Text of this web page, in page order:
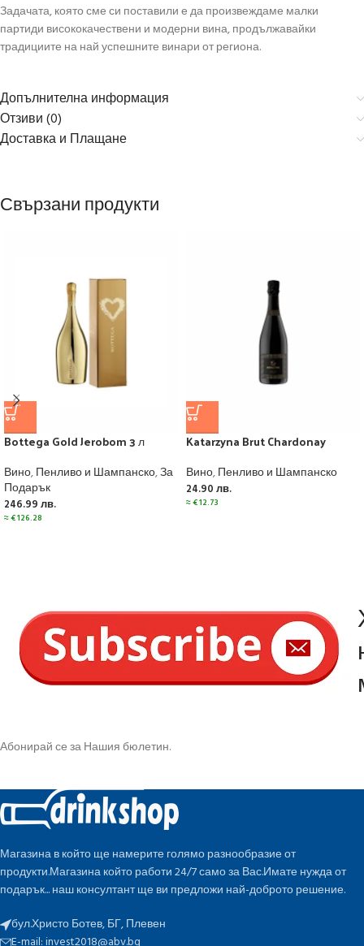
Задачата, която сме си поставили е да произвеждаме малки
партиди висококачествени и модерни вина, продължавайки
традициите на най успешните винари от региона.
Допълнителна информация
Отзиви (0)
Доставка и Плащане
Свързани продукти
Bottega Gold Jerobom 3 л
Вино,Пенливо и Шампанско,За
Подарък
246.99 лв.
≈€126.28
Katarzyna Brut Chardonay
Вино,Пенливо и Шампанско
24.90 лв.
≈€12.73
Абонирай се за Нашия бюлетин.
Магазина в който ще намерите голямо разнообразие от
продукти.Магазина който работи 24/7 само за Вас.Имате нужда от
подарък... наш консултант ще ви предложи най-доброто решение.
бул.Христо Ботев, БГ, Плевен